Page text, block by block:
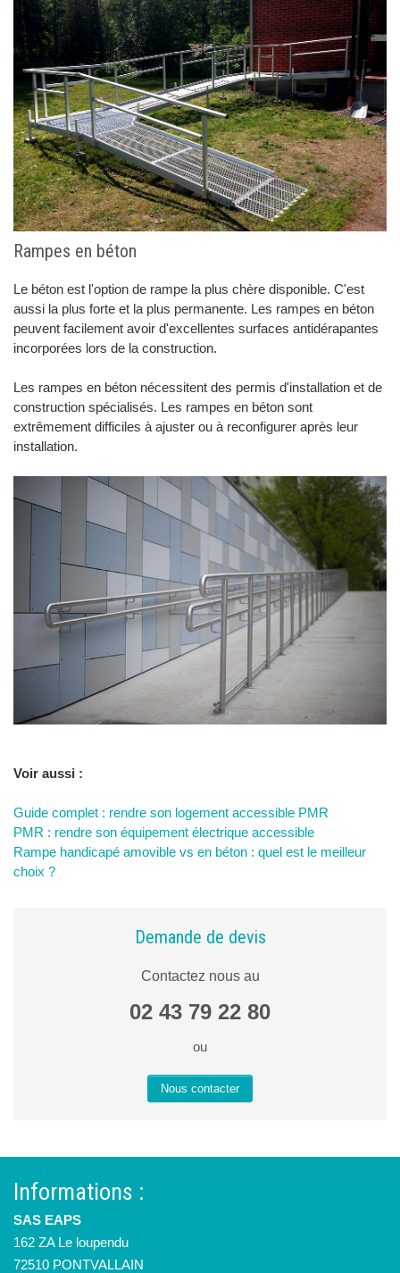
Rampes en béton
Le béton est l'option de rampe la plus chère disponible. C'est
aussi la plus forte et la plus permanente. Les rampes en béton
peuvent facilement avoir d'excellentes surfaces antidérapantes
incorporées lors de la construction.
Les rampes en béton nécessitent des permis d'installation et de
construction spécialisés. Les rampes en béton sont
extrêmement difficiles à ajuster ou à reconfigurer après leur
installation.
Voir aussi :
Guide complet : rendre son logement accessible PMR
PMR : rendre son équipement électrique accessible
Rampe handicapé amovible vs en béton : quel est le meilleur
choix ?
Demande de devis
Contactez nous au
02 43 79 22 80
ou
Nous contacter
Informations :
SAS EAPS
162 ZA Le loupendu
72510 PONTVALLAIN